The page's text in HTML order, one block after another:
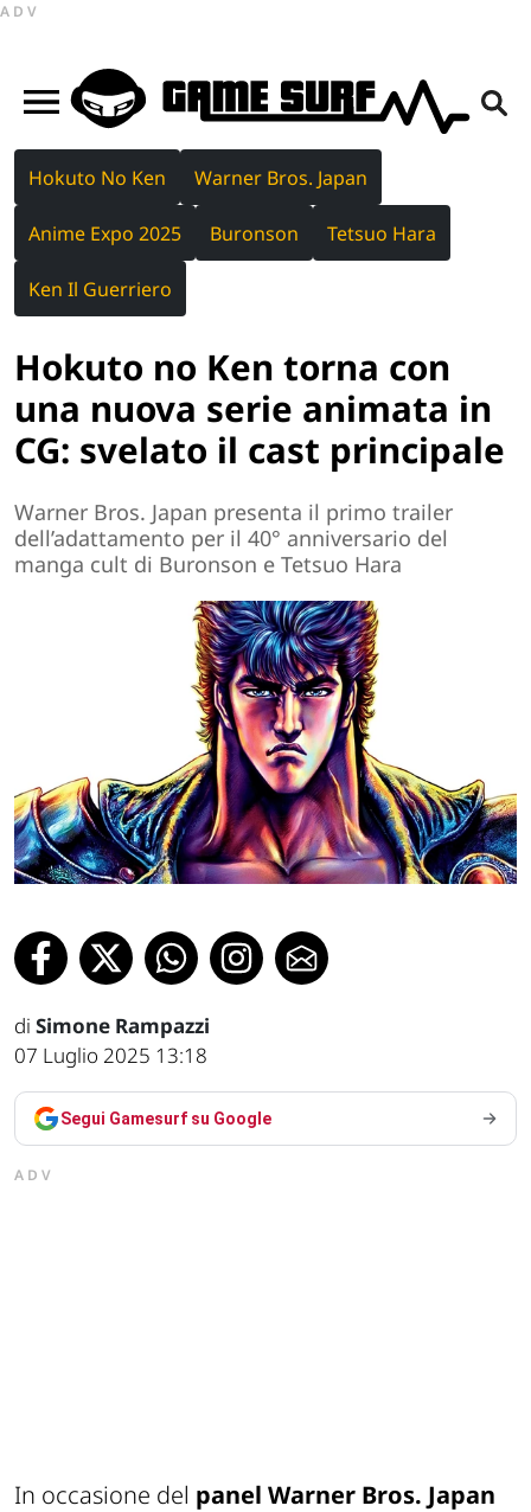
ADV
Hokuto No Ken Warner Bros. Japan
Anime Expo 2025 Buronson Tetsuo Hara
Ken Il Guerriero
Hokuto no Ken torna con
una nuova serie animata in
CG: svelato il cast principale
Warner Bros. Japan presenta il primo trailer
dell’adattamento per il 40° anniversario del
manga cult di Buronson e Tetsuo Hara
di Simone Rampazzi
07 Luglio 2025 13:18
Segui Gamesurf su Google
ADV
In occasione del panel Warner Bros. Japan